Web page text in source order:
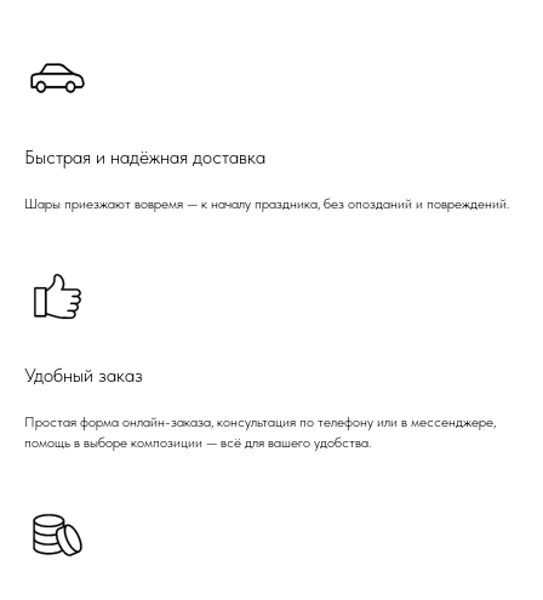
Быстрая и надёжная доставка
Шары приезжают вовремя — к началу праздника, без опозданий и повреждений.
Удобный заказ
Простая форма онлайн-заказа, консультация по телефону или в мессенджере,
помощь в выборе композиции — всё для вашего удобства.